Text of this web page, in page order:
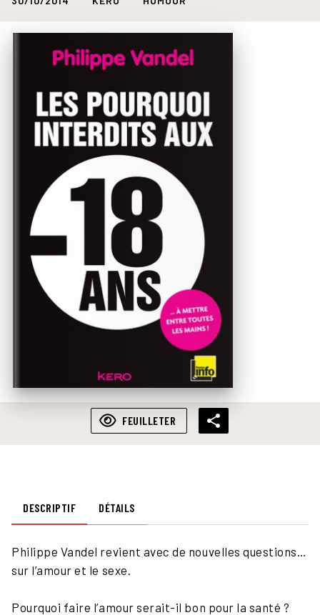
FEUILLETER
DESCRIPTIF DÉTAILS
Philippe Vandel revient avec de nouvelles questions…
sur l’amour et le sexe.
Pourquoi faire l’amour serait-il bon pour la santé ?